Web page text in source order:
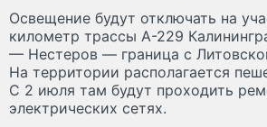
Освещение будут отключать на
километр трассы А-229
— Нестеров — граница с
На территории располагается
С 2 июля там будут проходить
электрических сетях.